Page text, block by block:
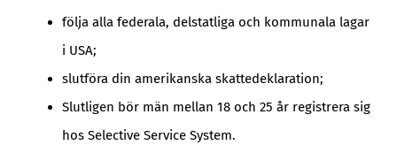
följa alla federala, delstatliga och kommunala lagar
i USA;
slutföra din amerikanska skattedeklaration;
Slutligen bör män mellan 18 och 25 år registrera sig
hos Selective Service System.